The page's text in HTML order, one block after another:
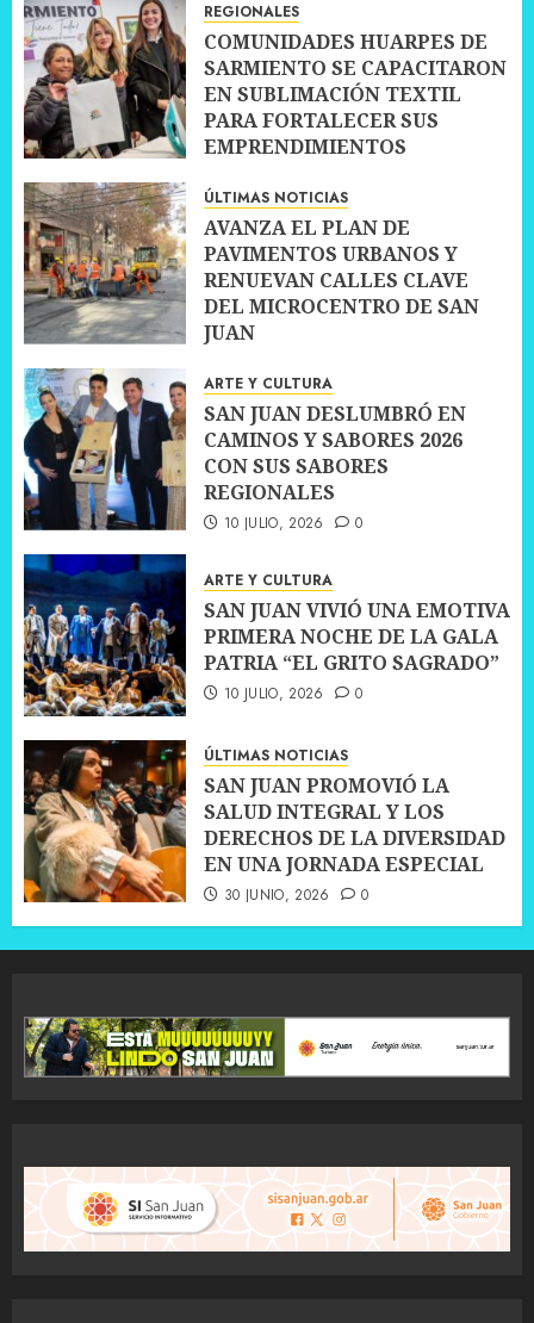
REGIONALES
COMUNIDADES HUARPES DE
SARMIENTO SE CAPACITARON
EN SUBLIMACIÓN TEXTIL
PARA FORTALECER SUS
EMPRENDIMIENTOS
ÚLTIMAS NOTICIAS
AVANZA EL PLAN DE
PAVIMENTOS URBANOS Y
RENUEVAN CALLES CLAVE
DEL MICROCENTRO DE SAN
JUAN
ARTE Y CULTURA
SAN JUAN DESLUMBRÓ EN
CAMINOS Y SABORES 2026
CON SUS SABORES
REGIONALES
10 JULIO, 2026 0
ARTE Y CULTURA
SAN JUAN VIVIÓ UNA EMOTIVA
PRIMERA NOCHE DE LA GALA
PATRIA “EL GRITO SAGRADO”
10 JULIO, 2026 0
ÚLTIMAS NOTICIAS
SAN JUAN PROMOVIÓ LA
SALUD INTEGRAL Y LOS
DERECHOS DE LA DIVERSIDAD
EN UNA JORNADA ESPECIAL
30 JUNIO, 2026 0